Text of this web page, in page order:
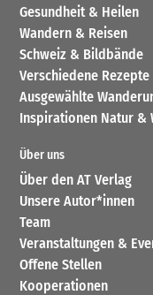
Gesundheit & Heilen
Wandern & Reisen
Schweiz & Bildbände
Verschiedene Rezepte
Ausgewählte
Inspirationen Natur &
Über uns
Über den AT Verlag
Unsere Autor*innen
Team
Veranstaltungen &
Offene Stellen
Kooperationen